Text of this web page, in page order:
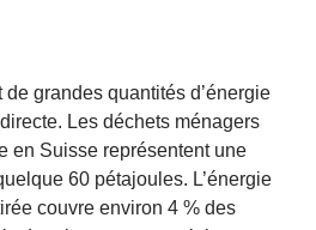
grandes quantités d’énergie
Les déchets ménagers
en Suisse représentent une
60 pétajoules. L’énergie
couvre environ 4 % des